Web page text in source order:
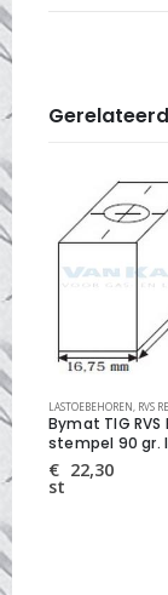
,RVS REINIGINGS
LASTOEBEHOREN RVS
Bymat TIG RVS
stempel 90 gr.
€ 22,30
st